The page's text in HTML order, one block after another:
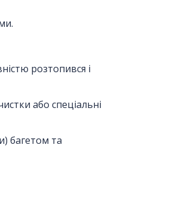
розтопився і
або спеціальні
багетом та